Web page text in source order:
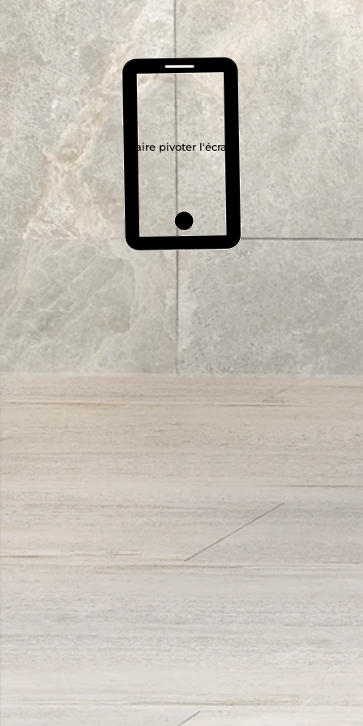
Faire pivoter l'écran
Abonnez-vous à Notre Newsletter
ENVOYER
Suivez-nous
SERVICE CLIENTÈLE
Nous contacter
Trouver un magasin
À PROPOS DE NOUS
Le pôle de Cathago
Politique de confidentialité
Politique de la qualité
Mentions légales
INSPIRATION
Salle de bain